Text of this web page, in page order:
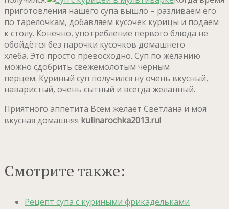
приготовления нашего супа вышло – разливаем его
по тарелочкам, добавляем кусочек курицы и подаём
к столу. Конечно, употребление первого блюда не
обойдётся без парочки кусочков домашнего
хлеба. Это просто превосходно. Суп по желанию
можно сдобрить свежемолотым чёрным
перцем. Куриный суп получился ну очень вкусный,
наваристый, очень сытный и всегда желанный.
Приятного аппетита Всем желает Светлана и моя
вкусная домашняя kulinarochka2013.ru!
Смотрите также:
Рецепт супа с куриными фрикадельками